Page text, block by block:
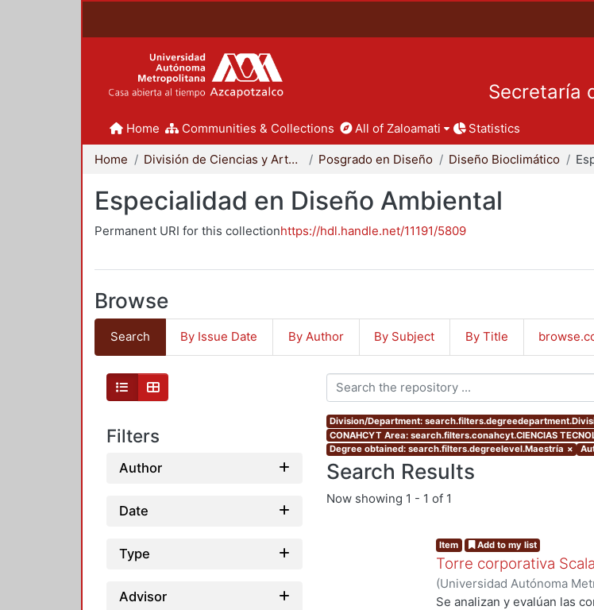
Secretaría
Home Communities & Collections All of Zaloamati Statistics
Home División de Ciencias y Artes para el Diseño Posgrado en Diseño Diseño Bioclimático
Especialidad en Diseño Ambiental
Permanent URI for this collectionhttps://hdl.handle.net/11191/5809
Browse
Search By Issue Date By Author By Subject By Title
Filters
Author
Date
Type
Advisor
Division/Department:
CONAHCYT Area: search.filters.conahcyt.CIENCIAS
Degree obtained: search.filters.degreelevel.Maestría ×
Search Results
Now showing 1 - 1 of 1
Item Add to my list
Torre corporativa
(Universidad Autónoma
de Servicios de
Se analizan y evalúan las